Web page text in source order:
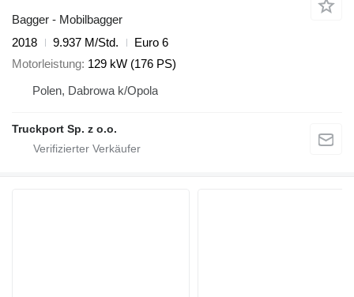
Bagger - Mobilbagger
2018
9.937 M/Std.
Euro 6
Motorleistung 129 kW (176 PS)
Polen, Dabrowa k/Opola
Truckport Sp. z o.o.